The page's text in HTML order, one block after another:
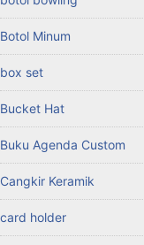
Botol Minum
box set
Bucket Hat
Buku Agenda Custom
Cangkir Keramik
card holder